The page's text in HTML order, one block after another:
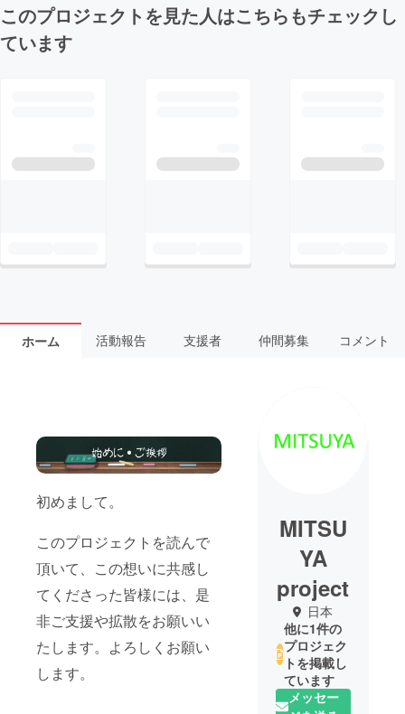
このプロジェクトを見た人はこちらもチェックし
ています
ホーム 活動報告 支援者 仲間募集 コメント
初めまして。
このプロジェクトを読んで
頂いて、この想いに共感し
てくださった皆様には、是
非ご支援や拡散をお願いい
たします。よろしくお願い
します。
MITSU
YA
project
日本
他に1件の
プロジェク
トを掲載し
ています
メッセー